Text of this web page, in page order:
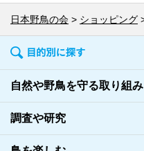
日本野鳥の会 ショッピング
自然や野鳥を守る取り組み
調査や研究